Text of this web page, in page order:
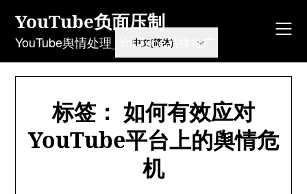
content
YouTube负面压制
YouTube舆情处理_YouTube品牌推广
标签： 如何有效应对
YouTube平台上的舆情危
机